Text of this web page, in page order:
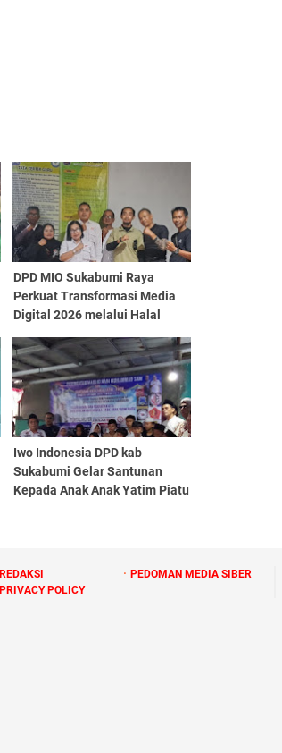
DPD MIO Sukabumi Raya
Perkuat Transformasi Media
Digital 2026 melalui Halal
Iwo Indonesia DPD kab
Sukabumi Gelar Santunan
Kepada Anak Anak Yatim Piatu
REDAKSI
PEDOMAN MEDIA SIBER
PRIVACY POLICY